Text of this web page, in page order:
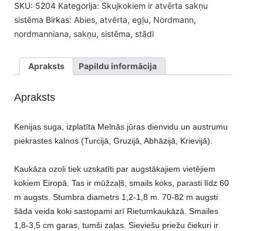
SKU: 5204 Kategorija: Skujkokiem ir atvērta sakņu
sistēma Birkas: Abies, atvērta, egļu, Nordmann,
nordmanniana, sakņu, sistēma, stādi
Apraksts Papildu informācija
Apraksts
Kenijas suga, izplatīta Melnās jūras dienvidu un austrumu
piekrastes kalnos (Turcijā, Gruzijā, Abhāzijā, Krievijā).
Kaukāza ozoli tiek uzskatīti par augstākajiem vietējiem
kokiem Eiropā. Tas ir mūžzaļš, smails koks, parasti līdz 60
m augsts. Stumbra diametrs 1,2-1,8 m. 70-82 m augsti
šāda veida koki sastopami arī Rietumkaukāzā. Smailes
1,8-3,5 cm garas, tumši zaļas. Sieviešu priežu čiekuri ir